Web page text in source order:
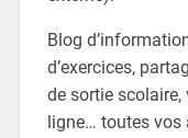
Blog
d’exercices,
de sortie scolaire,
ligne… toutes